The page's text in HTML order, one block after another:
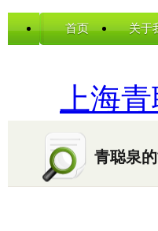
首页 关于
上海
青聪泉